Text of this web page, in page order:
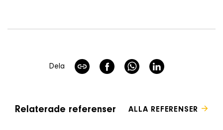
Dela
Relaterade referenser ALLA REFERENSER